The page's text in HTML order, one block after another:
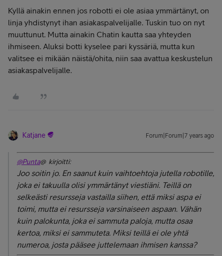
Kyllä ainakin ennen jos robotti ei ole asiaa ymmärtänyt, on
linja yhdistynyt ihan asiakaspalvelijalle. Tuskin tuo on nyt
muuttunut. Mutta ainakin Chatin kautta saa yhteyden
ihmiseen. Aluksi botti kyselee pari kyssäriä, mutta kun
valitsee ei mikään näistä/ohita, niin saa avattua keskustelun
asiakaspalvelijalle.
Katjane Forum|Forum|7 years ago
@Punta@ kirjoitti:
Joo soitin jo. En saanut kuin vaihtoehtoja jutella robotille,
joka ei takuulla olisi ymmärtänyt viestiäni. Teillä on
selkeästi resursseja vastailla siihen, että miksi aspa ei
toimi, mutta ei resursseja varsinaiseen aspaan. Vähän
kuin palokunta, joka ei sammuta paloja, mutta osaa
kertoa, miksi ei sammuteta. Miksi teillä ei ole yhtä
numeroa, josta pääsee juttelemaan ihmisen kanssa?